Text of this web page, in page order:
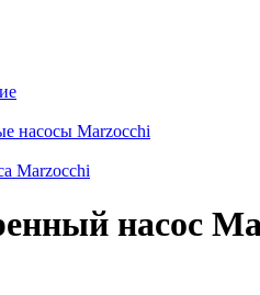
насосы Marzocchi
Marzocchi
насос